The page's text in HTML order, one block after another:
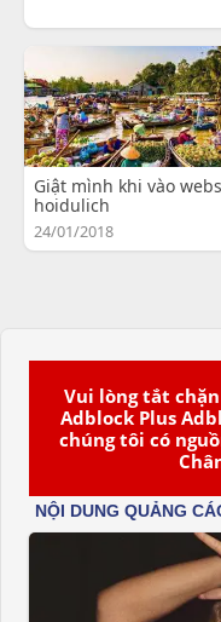
Vui lòng tắt
Adblock Plus
chúng tôi có
Giật mình khi vào
hoidulich
24/01/2018